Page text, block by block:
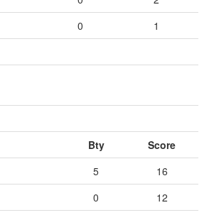
0
1
Bty
Score
5
16
0
12